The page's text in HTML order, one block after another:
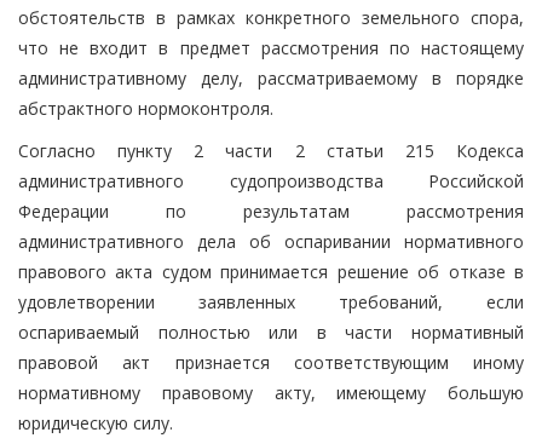
обстоятельств в рамках конкретного земельного спора,
что не входит в предмет рассмотрения по настоящему
административному делу, рассматриваемому в порядке
абстрактного нормоконтроля.
Согласно пункту 2 части 2 статьи 215 Кодекса
административного судопроизводства Российской
Федерации по результатам рассмотрения
административного дела об оспаривании нормативного
правового акта судом принимается решение об отказе в
удовлетворении заявленных требований, если
оспариваемый полностью или в части нормативный
правовой акт признается соответствующим иному
нормативному правовому акту, имеющему большую
юридическую силу.